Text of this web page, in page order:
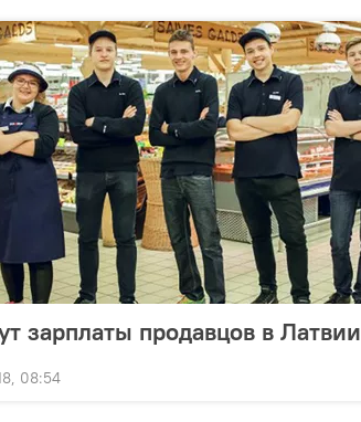
зарплаты продавцов в Латвии
08:54